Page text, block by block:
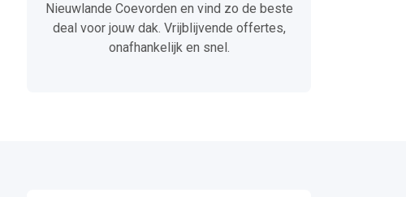
Nieuwlande Coevorden en vind zo de beste
deal voor jouw dak. Vrijblijvende offertes,
onafhankelijk en snel.